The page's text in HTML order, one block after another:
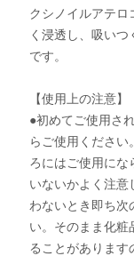
クシノイルアテロ
く浸透し、吸い
です。
【使用上の注意】
●初めてご使用さ
らご使用ください
ろにはご使用にな
いないかよく注意
わないとき即ち次
い。そのまま化粧
ることがあります